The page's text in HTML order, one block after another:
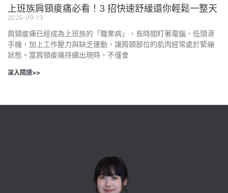
上班族肩頸痠痛必看！3 招快速舒緩還你輕鬆一整天
2025-09-13
肩頸痠痛已經成為上班族的「職業病」，長時間盯著電腦、低頭滑
手機，加上工作壓力與缺乏運動，讓肩頸部位的肌肉經常處於緊繃
狀態。當肩頸痠痛持續出現時，不僅會
深入閱讀>>